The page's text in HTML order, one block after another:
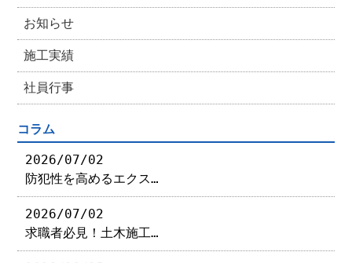
お知らせ
施工実績
社員行事
コラム
2026/07/02
防犯性を高めるエクス…
2026/07/02
求職者必見！土木施工…